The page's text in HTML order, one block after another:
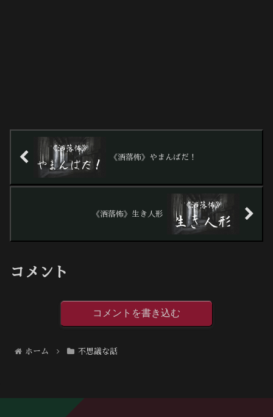
《洒落怖》やまんばだ！
《洒落怖》生き人形
コメント
コメントを書き込む
ホーム 不思議な話